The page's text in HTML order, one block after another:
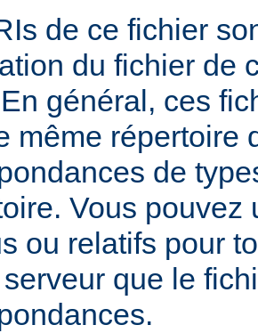
de ce fichier
du fichier de
général, ces
même répertoire
de
Vous pouvez
ou relatifs pour
que le